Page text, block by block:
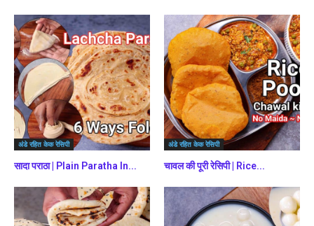
अंडे रहित केक रेसिपी
सादा पराठा | Plain Paratha In...
अंडे रहित केक रेसिपी
चावल की पूरी रेसिपी | Rice...